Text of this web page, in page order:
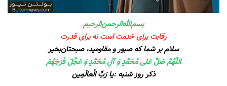
بسم‌الله‌الرحمن‌الرحیم
رقابت برای خدمت است نه برای قدرت
سلام‌ بر شما که صبور و مقاومید، صبحتان‌بخیر
اللّهُمَّ صَلِّ عَلی مُحَمَّدٍ وَ آلِ مُحَمَّدٍ وَ عَجِّلْ فَرَجَهُمْ
ذکر روز شنبه :یا رَبِّ الْعالَمِین